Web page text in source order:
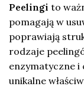
Peelingi to
pomagają w
poprawiają
rodzaje
enzymatyczne i
unikalne